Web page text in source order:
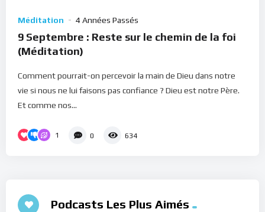
Méditation 4 Années Passés
9 Septembre : Reste sur le chemin de la foi
(Méditation)
Comment pourrait-on percevoir la main de Dieu dans notre
vie si nous ne lui faisons pas confiance ? Dieu est notre Père.
Et comme nos...
1 0 634
Podcasts Les Plus Aimés